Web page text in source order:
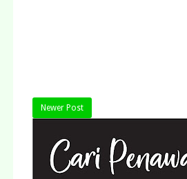
Newer Post